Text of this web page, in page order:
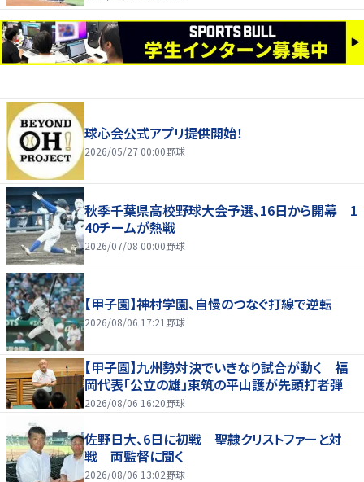
球心会公式アプリ提供開始！
2026/05/27 00:00野球
秋季千葉県高校野球大会予選、16日から開幕 1
40チームが熱戦
2026/07/08 00:00野球
【甲子園】神村学園、自慢のつなぐ打線で逆転
2026/08/06 17:21 野球
【甲子園】九州勢対決でいきなり試合が動く 福
岡代表「公立の雄」東筑の平山護が先頭打者弾
2026/08/06 16:20野球
佐野日大、6日に初戦 聖隷クリストファーと対
戦 両監督に聞く
2026/08/06 13:02野球